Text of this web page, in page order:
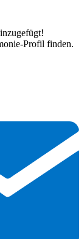
Profil finden.